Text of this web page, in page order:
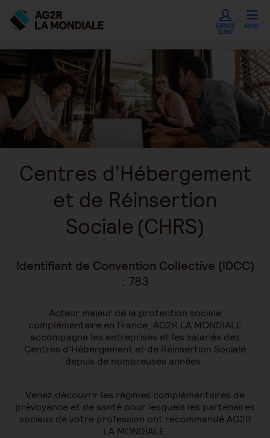
ESPACE
CLIENT
MENU
Centres d’Hébergement
et de Réinsertion
Sociale (CHRS)
Identifiant de Convention Collective (IDCC)
: 783
Acteur majeur de la protection sociale
complémentaire en France, AG2R LA MONDIALE
accompagne les entreprises et les salariés des
Centres d’Hébergement et de Réinsertion Sociale
depuis de nombreuses années.
Venez découvrir les régimes complémentaires de
prévoyance et de santé pour lesquels les partenaires
sociaux de votre profession ont recommandé AG2R
LA MONDIALE